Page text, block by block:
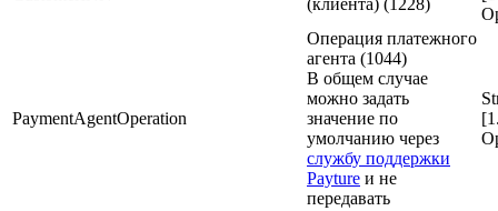
PaymentAgentOperation
Операция платежного
агента (1044)
В общем случае
можно задать
значение по
умолчанию через
службу поддержки
Payture и не
передавать